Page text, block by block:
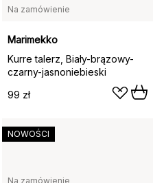
Na zamówienie
Marimekko
Kurre talerz, Biały-brązowy-
czarny-jasnoniebieski
99 zł
Na zamówienie
NOWOŚCI